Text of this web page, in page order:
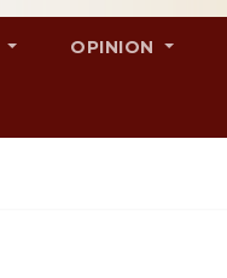
OPINION